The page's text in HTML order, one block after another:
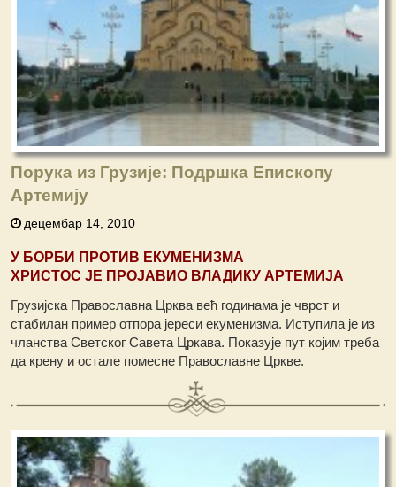
Порука из Грузије: Подршка Епископу
Артемију
децембар 14, 2010
У БОРБИ ПРОТИВ ЕКУМЕНИЗМА
ХРИСТОС ЈЕ ПРОЈАВИО ВЛАДИКУ АРТЕМИЈА
Грузијска Православна Црква већ годинама је чврст и
стабилан пример отпора јереси екуменизма. Иступила је из
чланства Светског Савета Цркава. Показује пут којим треба
да крену и остале помесне Православне Цркве.